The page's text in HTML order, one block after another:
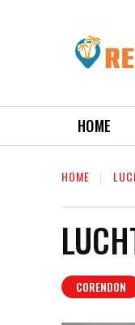
HOME
HOME
CORENDON